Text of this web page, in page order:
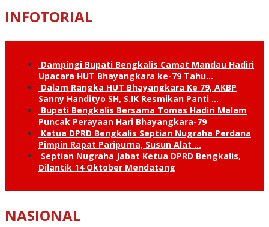
INFOTORIAL
Dampingi Bupati Bengkalis Camat Mandau Hadiri
Upacara HUT Bhayangkara ke-79 Tahu…
Dalam Rangka HUT Bhayangkara Ke 79, AKBP
Sanny Handityo SH, S.IK Resmikan Panti …
Bupati Bengkalis Bersama Tomas Hadiri Malam
Puncak Perayaan Hari Bhayangkara-79
Ketua DPRD Bengkalis Septian Nugraha Perdana
Pimpin Rapat Paripurna, Susun Alat …
Septian Nugraha Jabat Ketua DPRD Bengkalis,
Dilantik 14 Oktober Mendatang
NASIONAL